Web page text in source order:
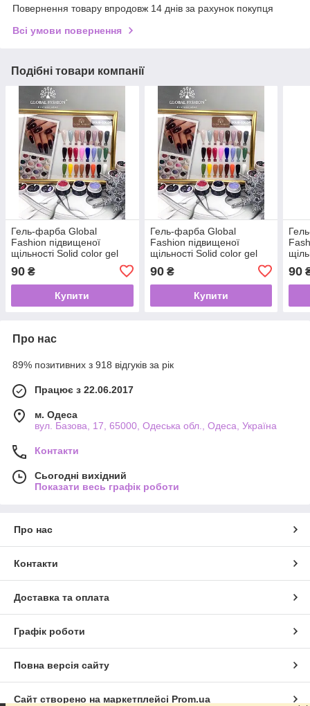
Повернення товару впродовж 14 днів за рахунок покупця
Всі умови повернення
Подібні товари компанії
Гель-фарба Global
Fashion підвищеної
щільності Solid color gel
90 ₴
Купити
Гель-фарба Global
Fashion підвищеної
щільності Solid color gel
90₴
Купити
90
Про нас
89% позитивних з 918 відгуків за рік
Працює з 22.06.2017
м. Одеса
вул. Базова, 17, 65000, Одеська обл., Одеса, Україна
Контакти
Сьогодні вихідний
Показати весь графік роботи
Про нас
Контакти
Доставка та оплата
Графік роботи
Повна версія сайту
Сайт створено на маркетплейсі Prom.ua